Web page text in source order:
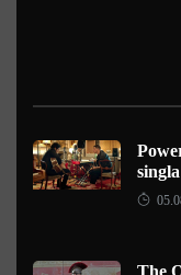
singla
The